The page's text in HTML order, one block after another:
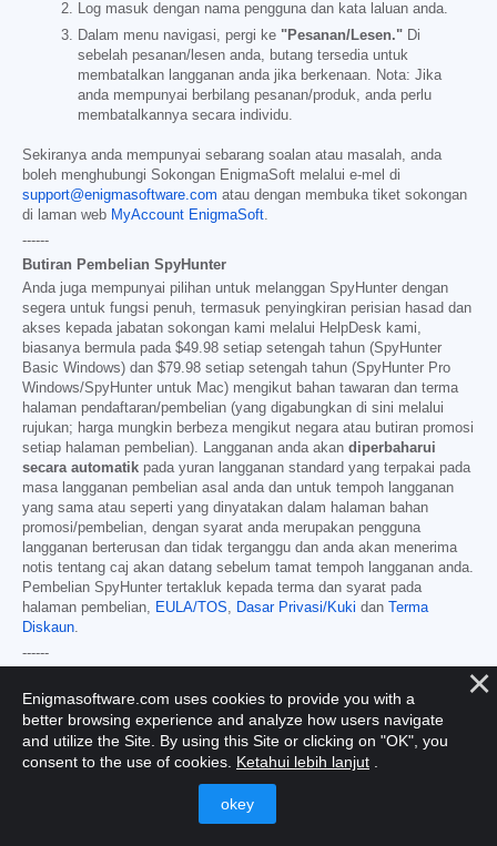
Log masuk dengan nama pengguna dan kata laluan anda.
Dalam menu navigasi, pergi ke "Pesanan/Lesen." Di
sebelah pesanan/lesen anda, butang tersedia untuk
membatalkan langganan anda jika berkenaan. Nota: Jika
anda mempunyai berbilang pesanan/produk, anda perlu
membatalkannya secara individu.
Sekiranya anda mempunyai sebarang soalan atau masalah, anda
boleh menghubungi Sokongan EnigmaSoft melalui e-mel di
support@enigmasoftware.com atau dengan membuka tiket sokongan
di laman web MyAccount EnigmaSoft.
------
Butiran Pembelian SpyHunter
Anda juga mempunyai pilihan untuk melanggan SpyHunter dengan
segera untuk fungsi penuh, termasuk penyingkiran perisian hasad dan
akses kepada jabatan sokongan kami melalui HelpDesk kami,
biasanya bermula pada $49.98 setiap setengah tahun (SpyHunter
Basic Windows) dan $79.98 setiap setengah tahun (SpyHunter Pro
Windows/SpyHunter untuk Mac) mengikut bahan tawaran dan terma
halaman pendaftaran/pembelian (yang digabungkan di sini melalui
rujukan; harga mungkin berbeza mengikut negara atau butiran promosi
setiap halaman pembelian). Langganan anda akan diperbaharui
secara automatik pada yuran langganan standard yang terpakai pada
masa langganan pembelian asal anda dan untuk tempoh langganan
yang sama atau seperti yang dinyatakan dalam halaman bahan
promosi/pembelian, dengan syarat anda merupakan pengguna
langganan berterusan dan tidak terganggu dan anda akan menerima
notis tentang caj akan datang sebelum tamat tempoh langganan anda.
Pembelian SpyHunter tertakluk kepada terma dan syarat pada
halaman pembelian, EULA/TOS, Dasar Privasi/Kuki dan
Terma
Diskaun.
------
Sebarang pembelian untuk SpyHunter di bawah harga diskaun adalah
sah untuk tempoh langganan diskaun yang ditawarkan. Selepas itu,
harga standard yang terpakai pada masa itu akan terpakai untuk
pembaharuan automatik dan/atau pembelian akan datang. Harga
tertakluk kepada perubahan, walaupun kami akan memaklumkan anda
terlebih dahulu tentang perubahan harga.
Semua versi SpyHunter tertakluk kepada persetujuan anda terhadap
Enigmasoftware.com uses cookies to provide you with a
better browsing experience and analyze how users navigate
and utilize the Site. By using this Site or clicking on "OK", you
consent to the use of cookies. Ketahui lebih lanjut